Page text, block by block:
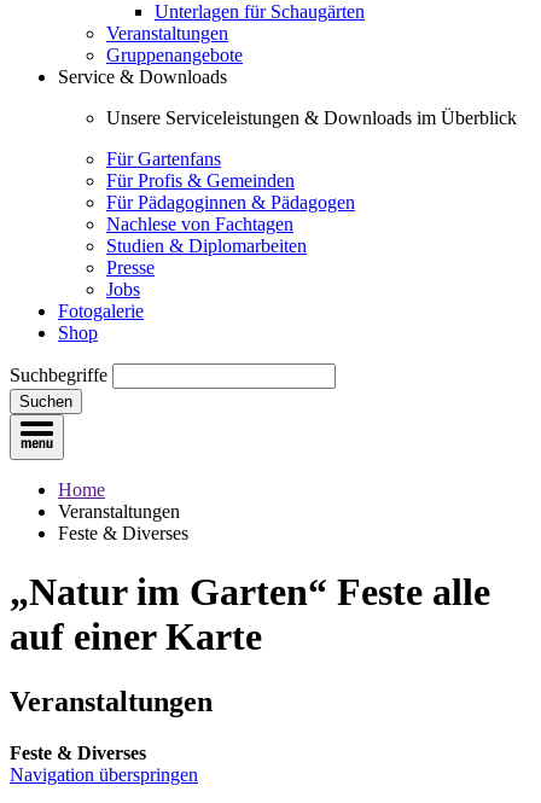
Unterlagen für Schaugärten
Veranstaltungen
Gruppenangebote
Service & Downloads
Unsere Serviceleistungen & Downloads im Überblick
Für Gartenfans
Für Profis & Gemeinden
Für Pädagoginnen & Pädagogen
Nachlese von Fachtagen
Studien & Diplomarbeiten
Presse
Jobs
Fotogalerie
Shop
Suchbegriffe
Suchen
Home
Veranstaltungen
Feste & Diverses
„Natur im Garten“ Feste alle
auf einer Karte
Veranstaltungen
Feste & Diverses
Navigation überspringen